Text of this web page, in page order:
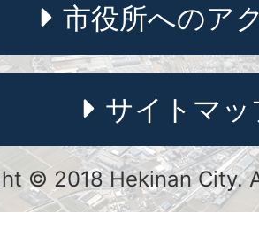
市役所へのア
サイトマッ
© 2018 Hekinan City.